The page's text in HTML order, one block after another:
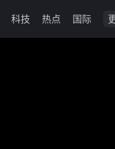
科技 热点 国际